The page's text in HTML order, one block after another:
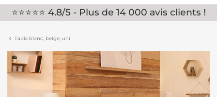
⭐⭐⭐⭐⭐ 4.8/5 - Plus de 14 000 avis clients !
Tapis blanc, beige, uni